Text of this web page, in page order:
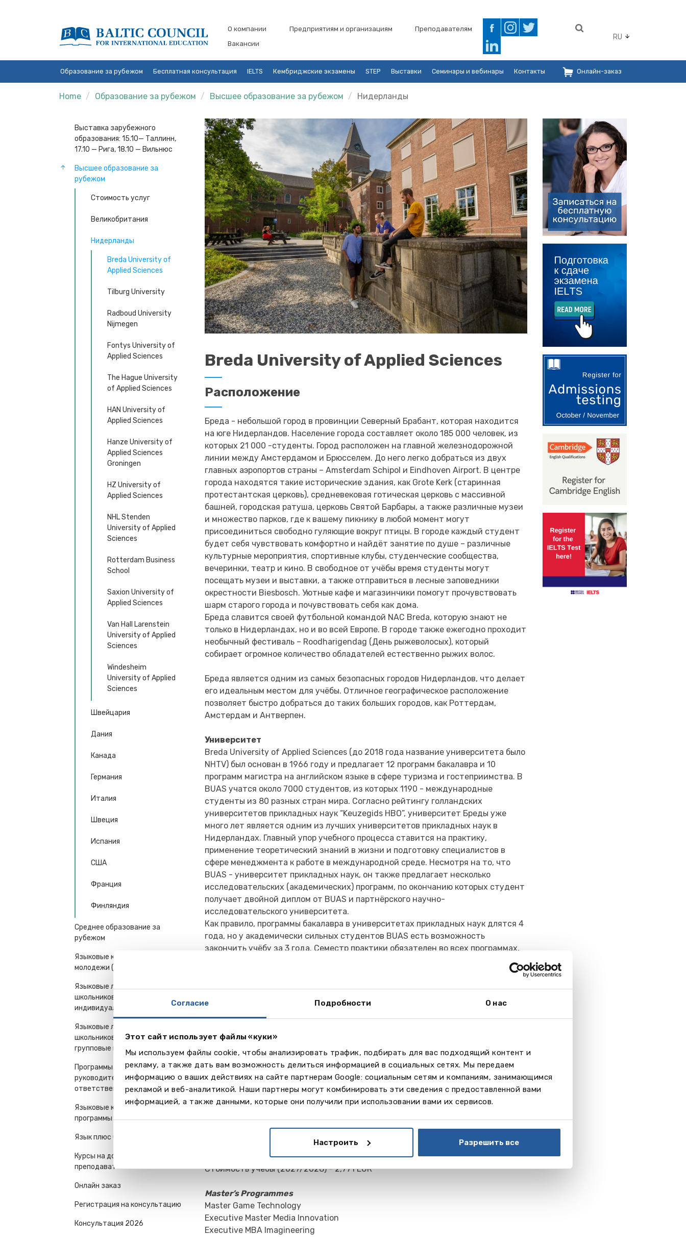
Согласие Подробности О нас
Этот сайт использует файлы «куки»
Мы используем файлы cookie, чтобы анализировать трафик, подбирать для вас подходящий контент и
рекламу, а также дать вам возможность делиться информацией в социальных сетях. Мы передаем
информацию о ваших действиях на сайте партнерам Google: социальным сетям и компаниям, занимающимся
рекламой и веб-аналитикой. Наши партнеры могут комбинировать эти сведения с предоставленной вами
информацией, а также данными, которые они получили при использовании вами их сервисов.
Настроить Разрешить все
О компании Предприятиям и организациям
Преподавателям
Вакансии
RU
Образование за рубежом Бесплатная консультация IELTS Кембриджские экзамены STEP Выставки Семинары и вебинары Контакты Онлайн-заказ
Home Образование за рубежом Высшее образование за рубежом Нидерланды
Выставка зарубежного
образования: 15.10— Таллинн,
17.10 — Рига, 18.10 — Вильнюс
Высшее образование за
рубежом
Стоимость услуг
Великобритания
Нидерланды
Breda University of
Applied Sciences
Tilburg University
Radboud University
Nijmegen
Fontys University of
Applied Sciences
The Hague University
of Applied Sciences
HAN University of
Applied Sciences
Hanze University of
Applied Sciences
Groningen
HZ University of
Applied Sciences
NHL Stenden
University of Applied
Sciences
Rotterdam Business
School
Saxion University of
Applied Sciences
Van Hall Larenstein
University of Applied
Sciences
Windesheim
University of Applied
Sciences
Швейцария
Дания
Канада
Германия
Италия
Швеция
Испания
США
Франция
Финляндия
Среднее образование за
рубежом
Языковые курсы для
молодежи (16+) и взрослых
Языковые лагеря, курсы для
школьников 7-18 лет-
индивидуальные поездки
Языковые лагеря, курсы для
школьников 7-18 лет -
групповые поездки
Программы для
руководителей и
ответственных работников
Языковые курсы - семейные
программы
Язык плюс Спорт
Курсы на дому у
преподавателя
Онлайн заказ
Регистрация на консультацию
Консультация 2026
Breda University of Applied Sciences
Расположение
Бреда - небольшой город в провинции Северный Брабант, которая находится
на юге Нидерландов. Население города составляет около 185 000 человек, из
которых 21 000 -студенты. Город расположен на главной железнодорожной
линии между Амстердамом и Брюсселем. До него легко добраться из двух
главных аэропортов страны – Amsterdam Schipol и Eindhoven Airport. В центре
города находятся такие исторические здания, как Grote Kerk (старинная
протестантская церковь), средневековая готическая церковь с массивной
башней, городская ратуша, церковь Святой Барбары, а также различные музеи
и множество парков, где к вашему пикнику в любой момент могут
присоединиться свободно гуляющие вокруг птицы. В городе каждый студент
будет себя чувствовать комфортно и найдёт занятие по душе – различные
культурные мероприятия, спортивные клубы, студенческие сообщества,
вечеринки, театр и кино. В свободное от учёбы время студенты могут
посещать музеи и выставки, а также отправиться в лесные заповедники
окрестности Biesbosch. Уютные кафе и магазинчики помогут прочувствовать
шарм старого города и почувствовать себя как дома.
Бреда славится своей футбольной командой NAC Breda, которую знают не
только в Нидерландах, но и во всей Европе. В городе также ежегодно проходит
необычный фестиваль – Roodharigendag (День рыжеволосых), который
собирает огромное количество обладателей естественно рыжих волос.
Бреда является одним из самых безопасных городов Нидерландов, что делает
его идеальным местом для учёбы. Отличное географическое расположение
позволяет быстро добраться до таких больших городов, как Роттердам,
Амстердам и Антверпен.
Университет
Breda University of Applied Sciences (до 2018 года название университета было
NHTV) был основан в 1966 году и предлагает 12 программ бакалавра и 10
программ магистра на английском языке в сфере туризма и гостеприимства. В
BUAS учатся около 7000 студентов, из которых 1190 - международные
студенты из 80 разных стран мира. Согласно рейтингу голландских
университетов прикладных наук “Keuzegids HBO”, университет Бреды уже
много лет является одним из лучших университетов прикладных наук в
Нидерландах. Главный упор учебного процесса ставится на практику,
применение теоретический знаний в жизни и подготовку специалистов в
сфере менеджмента к работе в международной среде. Несмотря на то, что
BUAS - университет прикладных наук, он также предлагает несколько
исследовательских (академических) программ, по окончанию которых студент
получает двойной диплом от BUAS и партнёрского научно-
исследовательского университета.
Как правило, программы бакалавра в университетах прикладных наук длятся 4
года, но у академически сильных студентов BUAS есть возможность
закончить учёбу за 3 года. Семестр практики обязателен во всех программах,
но студент сам может выбрать, в каком году и семестре эту практику пройти.
Bachelor Programmes (3 or 4 years)
Applied Data Science & Artificial Intelligence
Bachelor of Science Tourism (Academic)
Bachelor of Science Leisure Studies
Creative Business
Creative Media and Game Technologies
Hotel Management
International Facility Management
International Tourism Management
Leisure and Events Management
Logistics Engineering
Стоимость учёбы (2027/2028) - 2,771 EUR
Master’s Programmes
Master Game Technology
Executive Master Media Innovation
Executive MBA Imagineering